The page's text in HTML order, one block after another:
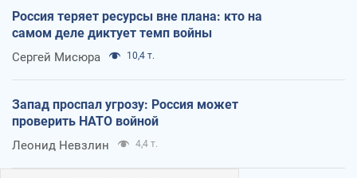
Россия теряет ресурсы вне плана: кто на
самом деле диктует темп войны
Сергей Мисюра 10,4 т.
Запад проспал угрозу: Россия может
проверить НАТО войной
Леонид Невзлин 4,4 т.